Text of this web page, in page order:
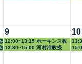
9
12:00~13:15 ホーキンス教
授
13:30~15:00 河村准教授
10